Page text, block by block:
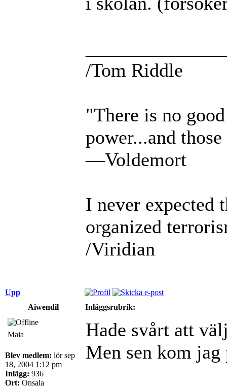
/Tom Riddle
"There is no
power...and
—Voldemort
I never expected
organized
/Viridian
Upp
Aiwendil
Inläggsrubrik:
Maia
Blev medlem: lör sep
18, 2004 1:12 pm
Inlägg: 936
Ort: Onsala
Hade svårt att
Men sen kom